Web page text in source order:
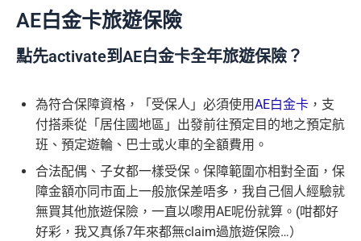
金
卡
迎
目
各迎新優惠詳情
H
K
$5
0
簽
首3個月內用基本卡或附屬卡為手機八達通包括
iPhone、Apple Watch或Android手機，單次增
AE白金卡旅遊保險
點先activate到AE白金卡全年旅遊保險？
為符合保障資格，「受保人」必須使用AE白金卡 ，支
付搭乘從「居住國地區」出發前往預定目的地之預定航
班、預定遊輪、巴士或火車的全額費用。
合法配偶、子女都一樣受保。保障範圍亦相對全面，保
障金額亦同市面上一般旅保差唔多，我自己個人經驗就
無買其他旅遊保險，一直以嚟用AE呢份就算。(咁都好
好彩，我又真係7年來都無claim過旅遊保險…）